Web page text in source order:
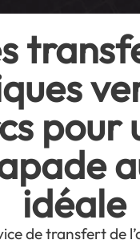
pour
idéale
de transfert de